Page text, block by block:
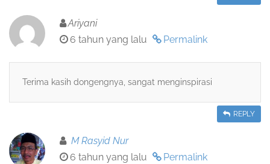
Ariyani
6 tahun yang lalu
Permalink
Terima kasih dongengnya, sangat menginspirasi
REPLY
M Rasyid Nur
6 tahun yang lalu
Permalink